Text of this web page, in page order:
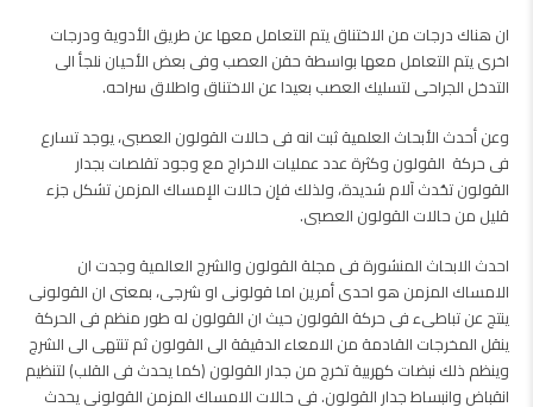
ان هناك درجات من الاختناق يتم التعامل معها عن طريق الأدوية ودرجات
اخرى يتم التعامل معها بواسطة حقن العصب وفى بعض الأحيان نلجأ الى
التدخل الجراحى لتسليك العصب بعيدا عن الاختناق واطلاق سراحه.
وعن أحدث الأبحاث العلمية ثبت انه فى حالات القولون العصبى، يوجد تسارع
فى حركة القولون وكثرة عدد عمليات الاخراج مع وجود تقلصات بجدار
القولون تحُدث آلام شديدة، ولذلك فإن حالات الإمساك المزمن تشكل جزء
قليل من حالات القولون العصبى.
احدث الابحاث المنشورة فى مجلة القولون والشرج العالمية وجدت ان
الامساك المزمن هو احدى أمرين اما قولونى او شرجى، بمعنى ان القولونى
ينتج عن تباطىء فى حركة القولون حيث ان القولون له طور منظم فى الحركة
ينقل المخرجات القادمة من الامعاء الدقيقة الى القولون ثم تنتهى الى الشرج
وينظم ذلك نبضات كهربية تخرج من جدار القولون (كما يحدث فى القلب) لتنظيم
انقباض وانبساط جدار القولون. فى حالات الامساك المزمن القولونى يحدث